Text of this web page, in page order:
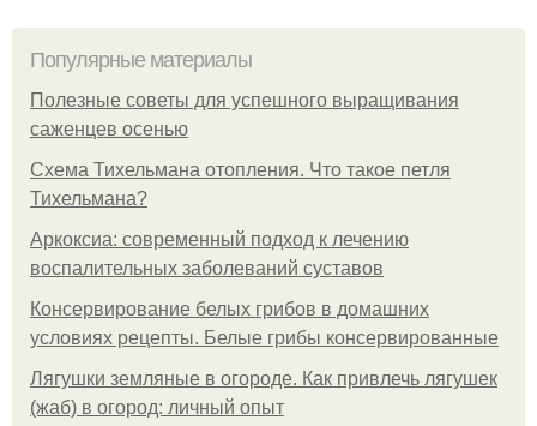
Популярные материалы
Полезные советы для успешного выращивания
саженцев осенью
Схема Тихельмана отопления. Что такое петля
Тихельмана?
Аркоксиа: современный подход к лечению
воспалительных заболеваний суставов
Консервирование белых грибов в домашних
условиях рецепты. Белые грибы консервированные
Лягушки земляные в огороде. Как привлечь лягушек
(жаб) в огород: личный опыт